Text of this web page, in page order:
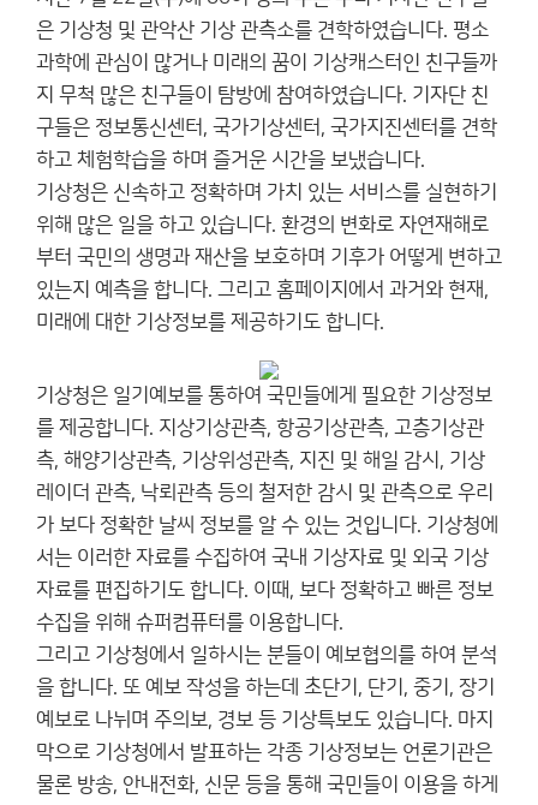
은 기상청 및 관악산 기상 관측소를 견학하였습니다. 평소
과학에 관심이 많거나 미래의 꿈이 기상캐스터인 친구들까
지 무척 많은 친구들이 탐방에 참여하였습니다. 기자단 친
구들은 정보통신센터, 국가기상센터, 국가지진센터를 견학
하고 체험학습을 하며 즐거운 시간을 보냈습니다.
기상청은 신속하고 정확하며 가치 있는 서비스를 실현하기
위해 많은 일을 하고 있습니다. 환경의 변화로 자연재해로
부터 국민의 생명과 재산을 보호하며 기후가 어떻게 변하고
있는지 예측을 합니다. 그리고 홈페이지에서 과거와 현재,
미래에 대한 기상정보를 제공하기도 합니다.
기상청은 일기예보를 통하여 국민들에게 필요한 기상정보
를 제공합니다. 지상기상관측, 항공기상관측, 고층기상관
측, 해양기상관측, 기상위성관측, 지진 및 해일 감시, 기상
레이더 관측, 낙뢰관측 등의 철저한 감시 및 관측으로 우리
가 보다 정확한 날씨 정보를 알 수 있는 것입니다. 기상청에
서는 이러한 자료를 수집하여 국내 기상자료 및 외국 기상
자료를 편집하기도 합니다. 이때, 보다 정확하고 빠른 정보
수집을 위해 슈퍼컴퓨터를 이용합니다.
그리고 기상청에서 일하시는 분들이 예보협의를 하여 분석
을 합니다. 또 예보 작성을 하는데 초단기, 단기, 중기, 장기
예보로 나뉘며 주의보, 경보 등 기상특보도 있습니다. 마지
막으로 기상청에서 발표하는 각종 기상정보는 언론기관은
물론 방송, 안내전화, 신문 등을 통해 국민들이 이용을 하게